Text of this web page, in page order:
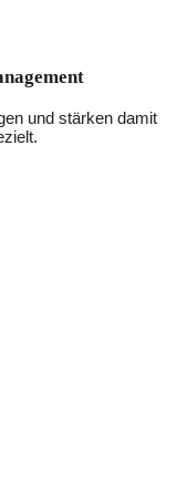
und stärken damit